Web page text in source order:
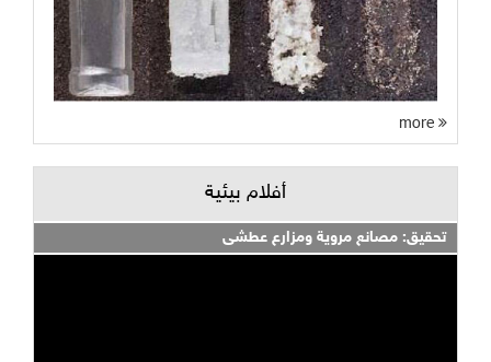
أفلام بيئية
تحقيق: مصانع مروية ومزارع عطشى